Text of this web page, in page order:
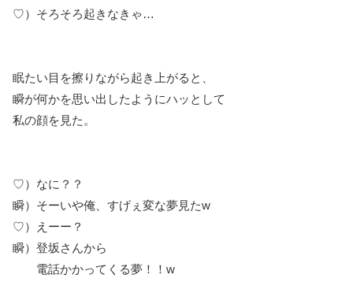
♡）そろそろ起きなきゃ…
眠たい目を擦りながら起き上がると、
瞬が何かを思い出したようにハッとして
私の顔を見た。
♡）なに？？
瞬）そーいや俺、すげぇ変な夢見たw
♡）えーー？
瞬）登坂さんから
電話かかってくる夢！！w